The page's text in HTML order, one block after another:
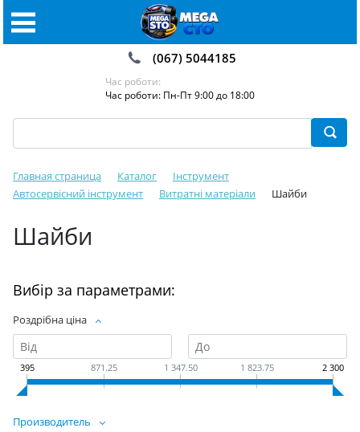
(067) 5044185
Час роботи:
Час роботи: Пн-Пт 9:00 до 18:00
Главная страница Каталог
Інструмент
Автосервісний інструмент
Витратні матеріали Шайби
Шайби
Вибір за параметрами:
Роздрібна ціна
395 871.25 1 347.50 1 823.75 2 300
Производитель